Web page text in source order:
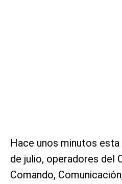
Hace unos minutos
de julio, operadores del
Comando,